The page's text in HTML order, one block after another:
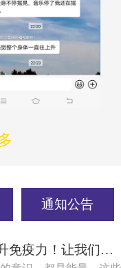
通知公告
让我们大家一起来提升能量、提升免疫力！让我们大家一起吸引健康、吸引快乐！